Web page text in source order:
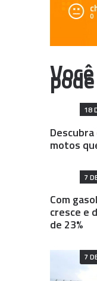
0
18
motos
7
Com
cresce e
de 23%
7